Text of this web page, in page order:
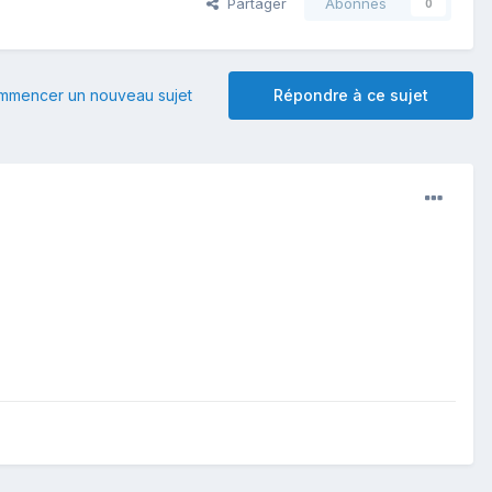
0
Répondre à ce sujet
un nouveau sujet